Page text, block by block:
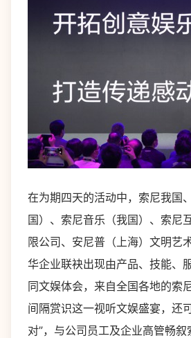
在为期四天的活动中，索尼我国
国）、索尼音乐（我国）、索尼
限公司、安尼普（上海）文明艺
华企业联袂出现由产品、技能、
同文娱体会，来自全国各地的索
间隔赏识这一视听文娱盛宴，还
对”，与公司员工及企业高管畅叙